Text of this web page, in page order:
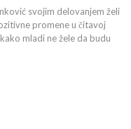
svojim delovanjem želi
promene u čitavoj
mladi ne žele da budu